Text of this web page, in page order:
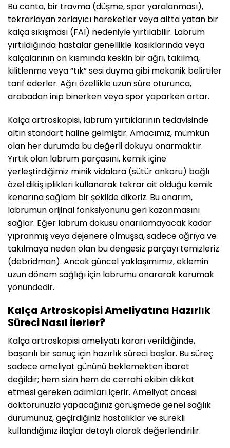
Bu conta, bir travma (düşme, spor yaralanması),
tekrarlayan zorlayıcı hareketler veya altta yatan bir
kalça sıkışması (FAI) nedeniyle yırtılabilir. Labrum
yırtıldığında hastalar genellikle kasıklarında veya
kalçalarının ön kısmında keskin bir ağrı, takılma,
kilitlenme veya “tık” sesi duyma gibi mekanik belirtiler
tarif ederler. Ağrı özellikle uzun süre oturunca,
arabadan inip binerken veya spor yaparken artar.
Kalça artroskopisi, labrum yırtıklarının tedavisinde
altın standart haline gelmiştir. Amacımız, mümkün
olan her durumda bu değerli dokuyu onarmaktır.
Yırtık olan labrum parçasını, kemik içine
yerleştirdiğimiz minik vidalara (sütür ankoru) bağlı
özel dikiş iplikleri kullanarak tekrar ait olduğu kemik
kenarına sağlam bir şekilde dikeriz. Bu onarım,
labrumun orijinal fonksiyonunu geri kazanmasını
sağlar. Eğer labrum dokusu onarılamayacak kadar
yıpranmış veya dejenere olmuşsa, sadece ağrıya ve
takılmaya neden olan bu dengesiz parçayı temizleriz
(debridman). Ancak güncel yaklaşımımız, eklemin
uzun dönem sağlığı için labrumu onararak korumak
yönündedir.
Kalça Artroskopisi Ameliyatına Hazırlık
Süreci Nasıl İlerler?
Kalça artroskopisi ameliyatı kararı verildiğinde,
başarılı bir sonuç için hazırlık süreci başlar. Bu süreç
sadece ameliyat gününü beklemekten ibaret
değildir; hem sizin hem de cerrahi ekibin dikkat
etmesi gereken adımları içerir. Ameliyat öncesi
doktorunuzla yapacağınız görüşmede genel sağlık
durumunuz, geçirdiğiniz hastalıklar ve sürekli
kullandığınız ilaçlar detaylı olarak değerlendirilir.